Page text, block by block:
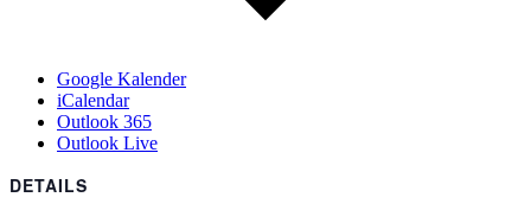
Google Kalender
iCalendar
Outlook 365
Outlook Live
DETAILS